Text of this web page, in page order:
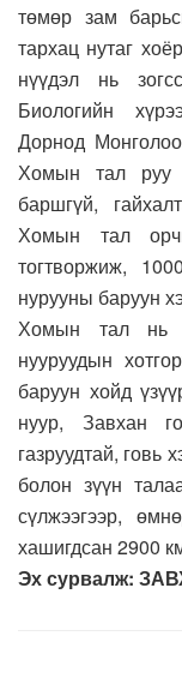
төмөр зам
тархац нутаг
нүүдэл нь
Биологийн
Дорнод
Хомын тал руу
баршгүй,
Хомын тал
тогтворжиж,
нурууны баруун
Хомын тал нь
нууруудын
баруун хойд
нуур, Завхан
газруудтай, говь
болон зүүн
сүлжээгээр,
хашигдсан 2900
Эх сурвалж: